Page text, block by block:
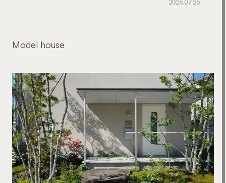
2026.07.26
Model house